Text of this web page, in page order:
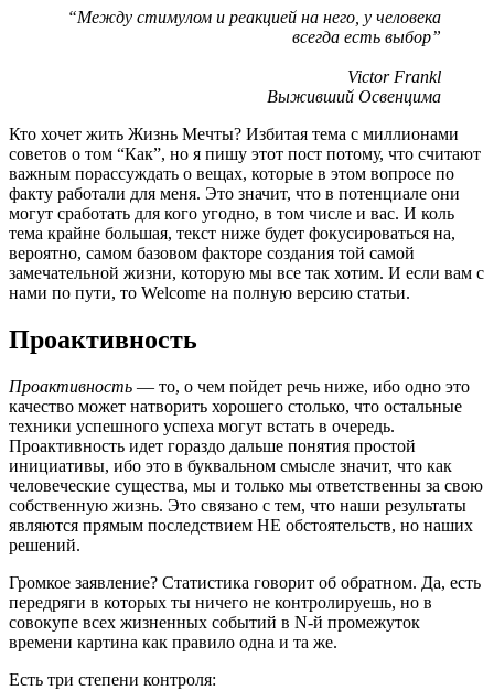
“Между стимулом и реакцией на него, у человека
всегда есть выбор”
Victor Frankl
Выживший Освенцима
Кто хочет жить Жизнь Мечты? Избитая тема с миллионами
советов о том “Как”, но я пишу этот пост потому, что считают
важным порассуждать о вещах, которые в этом вопросе по
факту работали для меня. Это значит, что в потенциале они
могут сработать для кого угодно, в том числе и вас. И коль
тема крайне большая, текст ниже будет фокусироваться на,
вероятно, самом базовом факторе создания той самой
замечательной жизни, которую мы все так хотим. И если вам с
нами по пути, то Welcome на полную версию статьи.
Проактивность
Проактивность — то, о чем пойдет речь ниже, ибо одно это
качество может натворить хорошего столько, что остальные
техники успешного успеха могут встать в очередь.
Проактивность идет гораздо дальше понятия простой
инициативы, ибо это в буквальном смысле значит, что как
человеческие существа, мы и только мы ответственны за свою
собственную жизнь. Это связано с тем, что наши результаты
являются прямым последствием НЕ обстоятельств, но наших
решений.
Громкое заявление? Статистика говорит об обратном. Да, есть
передряги в которых ты ничего не контролируешь, но в
совокупе всех жизненных событий в N-й промежуток
времени картина как правило одна и та же.
Есть три степени контроля: